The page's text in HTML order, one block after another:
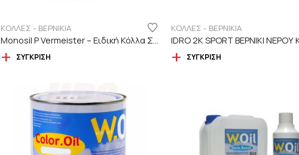
ΚΟΛΛΕΣ - ΒΕΡΝΙΚΙΑ
ΣΎΓΚΡΙΣΗ
ΚΟΛΛΕΣ - ΒΕΡΝΙΚΙΑ
ΣΎΓΚΡΙΣΗ